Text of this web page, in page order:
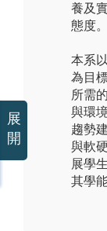
養及
態度。
本系
為目
所需
與環
趨勢
與軟
展學
其學能
展
開